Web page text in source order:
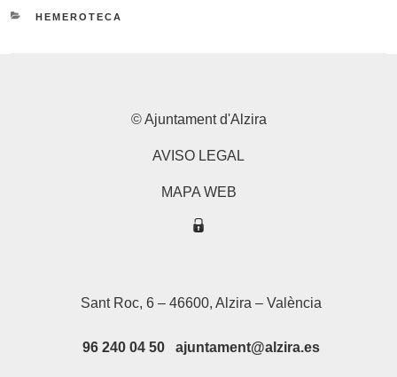
CATEGORIES
HEMEROTECA
© Ajuntament d'Alzira
AVISO LEGAL
MAPA WEB
Sant Roc, 6 – 46600, Alzira – València
96 240 04 50 ajuntament@alzira.es